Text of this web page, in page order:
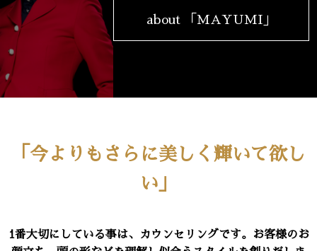
about 「MAYUMI」
「今よりもさらに美しく輝いて欲し
い」
1番大切にしている事は、カウンセリングです。お客様のお